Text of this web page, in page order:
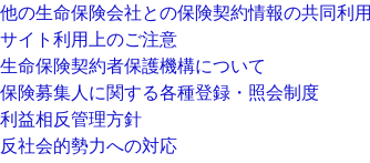
他の生命保険会社との保険契約情報の共同利用
サイト利用上のご注意
生命保険契約者保護機構について
保険募集人に関する各種登録・照会制度
利益相反管理方針
反社会的勢力への対応